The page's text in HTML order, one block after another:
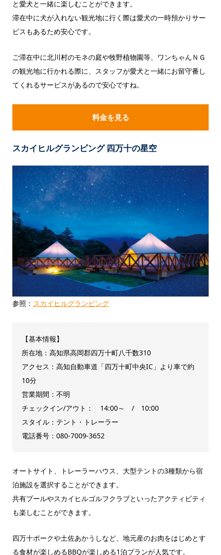
と愛犬と一緒に楽しむことができます。
滞在中に犬が入れない観光地に行く際は愛犬の一時預かりサー
ビスもあるため安心です。
ご滞在中に北川村のモネの庭や牧野植物園等、ワンちゃんＮＧ
の観光地に行かれる際に、スタッフが愛犬と一緒にお留守番し
てくれるサービスがあるので安心ですね。
料金を見る
スカイヒルグランピング 四万十の星空
参照： スカイヒルグランピング
【基本情報】
所在地：高知県高岡郡四万十町八千数310
アクセス：高知自動車道「四万十町中央IC」より車で約
10分
営業期間：不明
チェックイン/アウト： 14:00～ / 10:00
スタイル：テント・トレーラー
電話番号：080-7009-3652
オートサイト、トレーラーハウス、大型テントの3種類から宿
泊施設を選択することができます。
共有プールやスカイヒルゴルフクラブといったアクティビティ
も楽しむことができます。
四万十ポークや土佐あかうしなど、地元産のお肉をはじめとす
る食材が楽しめるBBQが楽しめる1泊プランが人気です。